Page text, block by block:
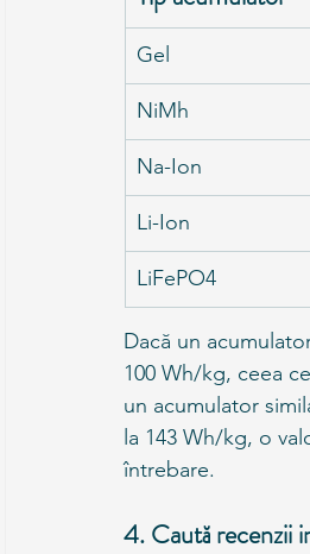
Gel
NiMh
Na-Ion
Li-Ion
LiFePO4
Dacă un
100 Wh/kg, ceea
un acumulator
la 143 Wh/kg, o
întrebare.
4. Caută recenzii